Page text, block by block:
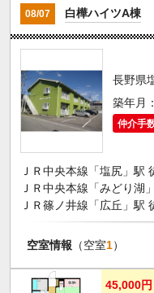
08/07 白樺ハイツA棟
長野県
築年月
仲介手
ＪＲ中央本線「塩尻」駅
ＪＲ中央本線「みどり湖
ＪＲ篠ノ井線「広丘」駅
空室情報 （空室1）
45,000円